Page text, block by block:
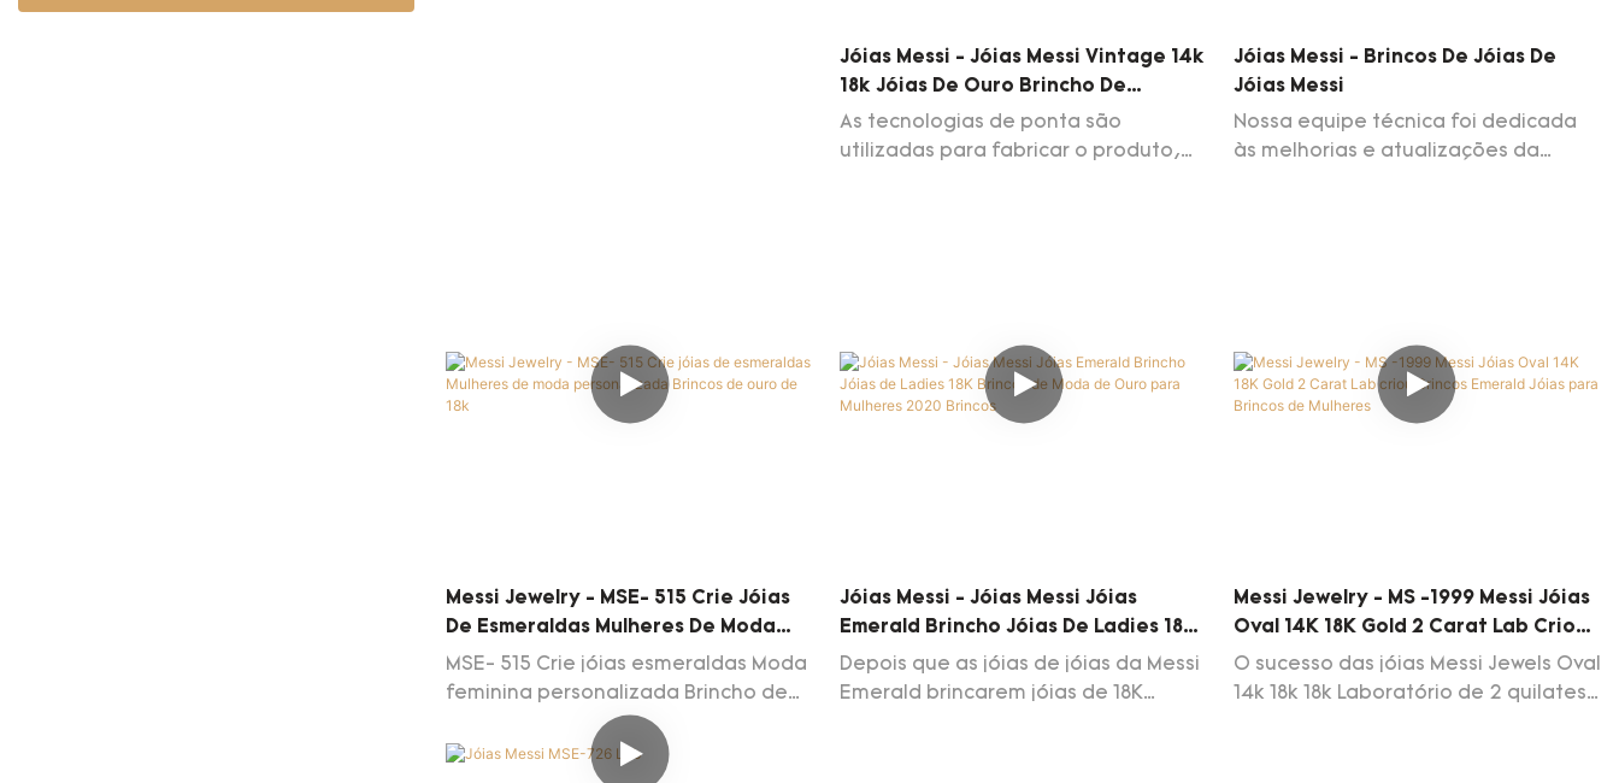
Jóias Messi - Jóias Messi Vintage 14k
18k Jóias De Ouro Brincho De
Atacado Mulheres Brincando Long
Pingente Emerald Drop Earrings
As tecnologias de ponta são
utilizadas para fabricar o produto,
uma ampla gama de brincos de jóias
da moda
Jóias Messi - Brincos De Jóias De
Jóias Messi
Nossa equipe técnica foi dedicada
às melhorias e atualizações da
de aplicação foram ampliados muito
à medida que suas vantagens
continuam sendo encontradas.
Messi Jewelry - MSE- 515 Crie Jóias
De Esmeraldas Mulheres De Moda
Personalizada Brincos De Ouro De
18k
MSE- 515 Crie jóias esmeraldas Moda
feminina personalizada Brincho de
ouro 18K ganhou alta atenção e
elogios dos clientes. A tecnologia é
Jóias Messi - Jóias Messi Jóias
Emerald Brincho Jóias De Ladies 18K
Brincos De Moda De Ouro Para
Mulheres 2020 Brincos
Depois que as jóias de jóias da Messi
Emerald brincarem jóias de 18K
Messi Jewelry - MS -1999 Messi Jóias
Oval 14K 18K Gold 2 Carat Lab Criou
Brincos Emerald Jóias Para Brincos
De Mulheres
O sucesso das jóias Messi Jewels Oval
14k 18k 18k Laboratório de 2 quilates